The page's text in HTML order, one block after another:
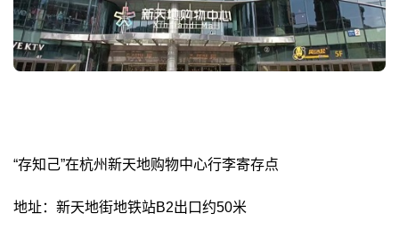
“存知己”在杭州新天地购物中心行李寄存点
地址：新天地街地铁站B2出口约50米